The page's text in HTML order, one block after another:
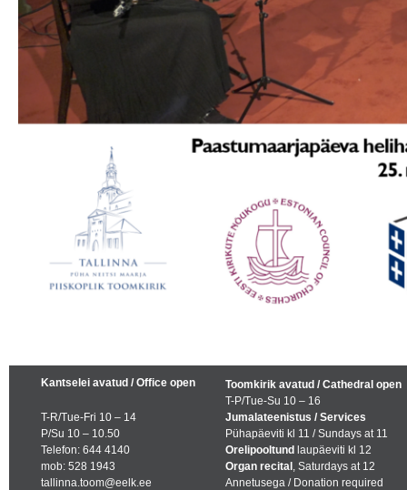
Kantselei avatud / Office open
T-R/Tue-Fri 10 – 14
P/Su 10 – 10.50
Telefon: 644 4140
mob: 528 1943
tallinna.toom@eelk.ee
Toomkirik avatud / Cathedral open
T-P/Tue-Su 10 – 16
Jumalateenistus / Services
Pühapäeviti kl 11 / Sundays at 11
Orelipooltund laupäeviti kl 12
Organ recital , Saturdays at 12
Annetusega / Donation required